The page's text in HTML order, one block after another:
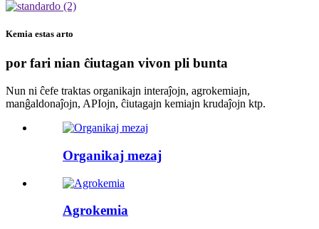
Kemia estas arto
por fari nian ĉiutagan vivon pli bunta
Nun ni ĉefe traktas organikajn interaĵojn, agrokemiajn,
manĝaldonaĵojn, APIojn, ĉiutagajn kemiajn krudaĵojn ktp.
Organikaj mezaj
Agrokemia